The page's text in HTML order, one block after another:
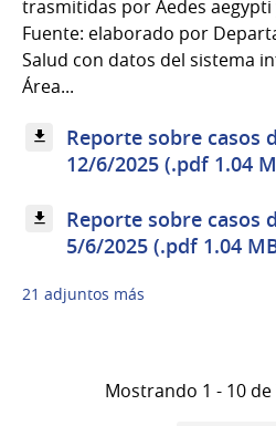
trasmitidas por Aedes
Fuente: elaborado por
Salud con datos del sistema
Área...
Reporte sobre casos
12/6/2025 (.pdf 1.04
Reporte sobre casos
5/6/2025 (.pdf 1.04
21 adjuntos más
Mostrando 1 - 10